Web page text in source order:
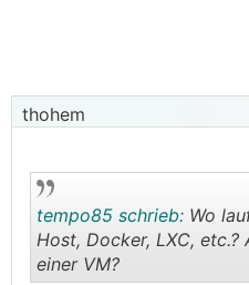
thohem
tempo85 schrieb: Wo
Host, Docker, LXC,
einer VM?